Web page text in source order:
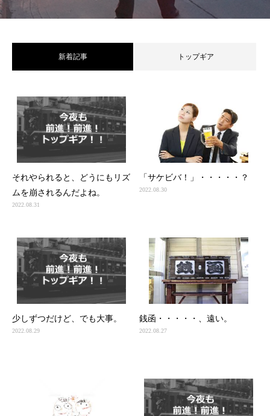
新着記事 トップギア
それやられると、どうにもリズ
ムを崩されるんだよね。
2022.08.31
「サケビバ！」・・・・・？
2022.08.30
少しずつだけど、でも大事。
2022.08.29
銭函・・・・・、遠い。
2022.08.27